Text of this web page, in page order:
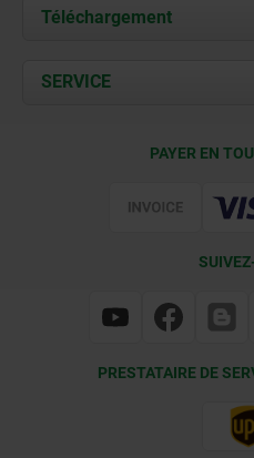
À propos de nous
Contact
Téléchargement
Documents
SERVICE
PAYER EN
PRESTATAIRE DE